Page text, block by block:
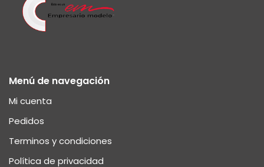
Menú de navegación
Mi cuenta
Pedidos
Terminos y condiciones
Política de privacidad